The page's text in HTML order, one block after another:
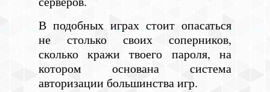
В подобных играх стоит опасаться
не столько своих соперников,
сколько кражи твоего пароля, на
котором основана система
авторизации большинства игр.